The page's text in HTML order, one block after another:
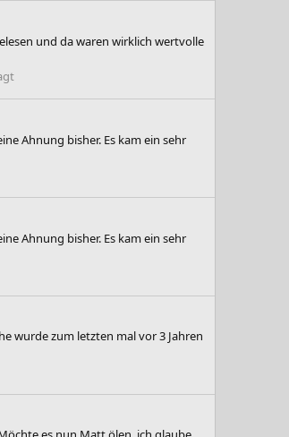
und da waren wirklich wertvolle
Ahnung bisher. Es kam ein sehr
Ahnung bisher. Es kam ein sehr
wurde zum letzten mal vor 3 Jahren